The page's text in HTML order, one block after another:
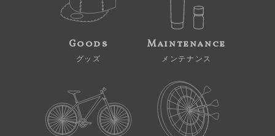
Goods
グッズ
Maintenance
メンテナンス